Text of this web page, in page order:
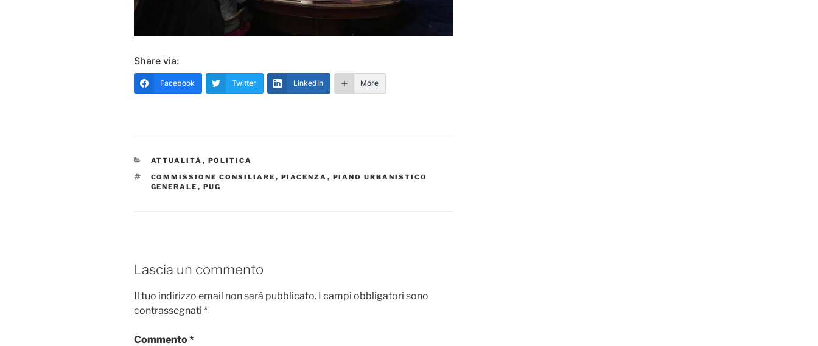
Share via:
Facebook Twitter LinkedIn More
CATEGORIE
ATTUALITÀ , POLITICA
TAG
COMMISSIONE CONSILIARE , PIACENZA , PIANO URBANISTICO
GENERALE , PUG
Lascia un commento
Il tuo indirizzo email non sarà pubblicato. I campi obbligatori sono
contrassegnati *
Commento*